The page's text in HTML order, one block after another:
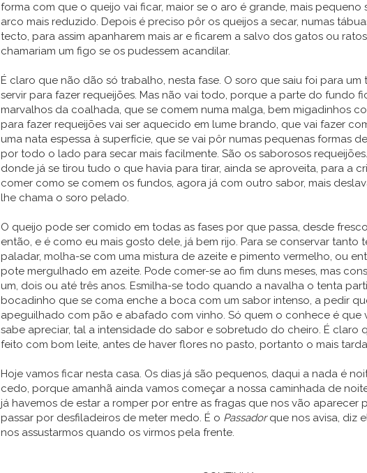
forma com que o queijo vai ficar, maior se o aro é grande, mais pequeno
arco mais reduzido. Depois é preciso pôr os queijos a secar, numas
tecto, para assim apanharem mais ar e ficarem a salvo dos gatos ou
chamariam um figo se os pudessem acandilar.
É claro que não dão só trabalho, nesta fase. O soro que saiu foi para um
servir para fazer requeijões. Mas não vai todo, porque a parte do fundo
marvalhos da coalhada, que se comem numa malga, bem migadinhos
para fazer requeijões vai ser aquecido em lume brando, que vai fazer
uma nata espessa à superfície, que se vai pôr numas pequenas formas
por todo o lado para secar mais facilmente. São os saborosos
donde já se tirou tudo o que havia para tirar, ainda se aproveita, para a
comer como se comem os fundos, agora já com outro sabor, mais
lhe chama o soro pelado.
O queijo pode ser comido em todas as fases por que passa, desde
então, e é como eu mais gosto dele, já bem rijo. Para se conservar tanto
paladar, molha-se com uma mistura de azeite e pimento vermelho, ou
pote mergulhado em azeite. Pode comer-se ao fim duns meses, mas
um, dois ou até três anos. Esmilha-se todo quando a navalha o tenta
bocadinho que se coma enche a boca com um sabor intenso, a pedir
apeguilhado com pão e abafado com vinho. Só quem o conhece é que
sabe apreciar, tal a intensidade do sabor e sobretudo do cheiro. É claro
feito com bom leite, antes de haver flores no pasto, portanto o mais
Hoje vamos ficar nesta casa. Os dias já são pequenos, daqui a nada é
cedo, porque amanhã ainda vamos começar a nossa caminhada de
já havemos de estar a romper por entre as fragas que nos vão aparecer
passar por desfiladeiros de meter medo. É o Passadorque nos avisa, diz
nos assustarmos quando os virmos pela frente.